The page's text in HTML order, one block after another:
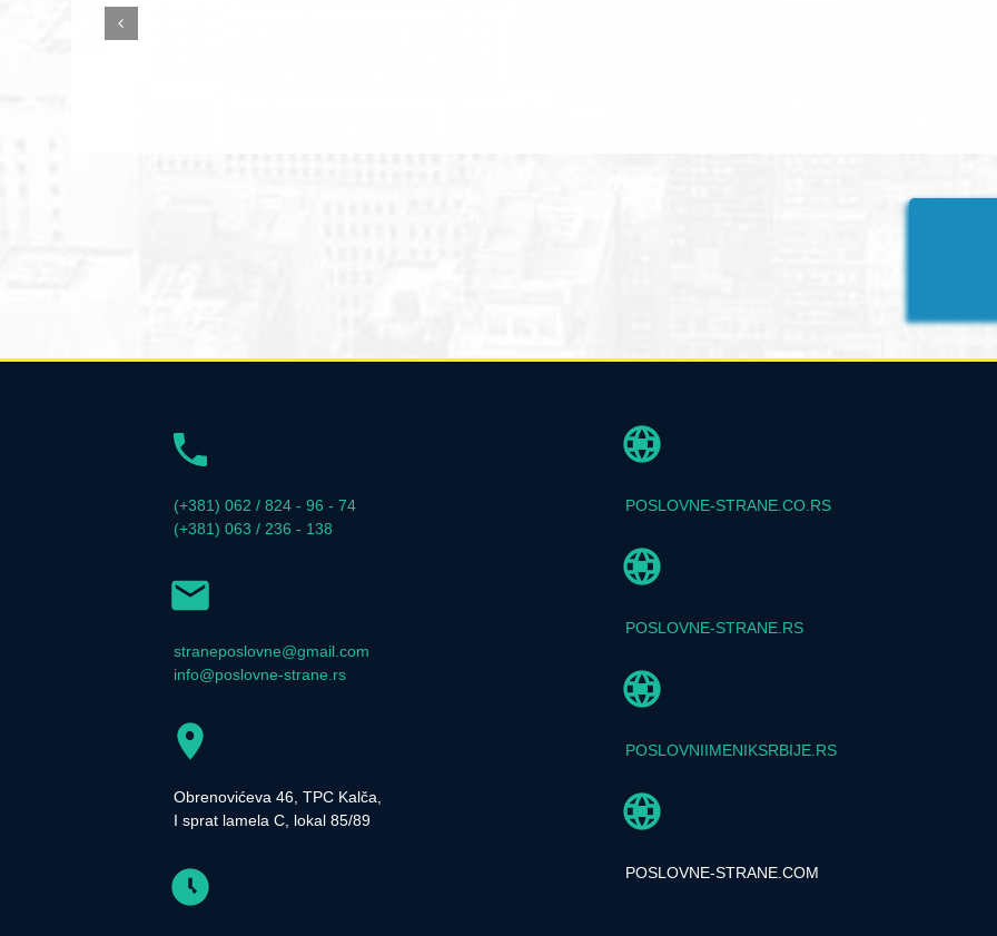
(+381) 062 / 824 - 96 - 74
(+381) 063 / 236 - 138
straneposlovne@gmail.com
info@poslovne-strane.rs
Obrenovićeva 46, TPC Kalča,
I sprat lamela C, lokal 85/89
POSLOVNE-STRANE.CO.RS
POSLOVNE-STRANE.RS
POSLOVNIIMENIKSRBIJE.RS
POSLOVNE-STRANE.COM